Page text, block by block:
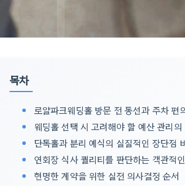
목차
로얄파크웨딩홀 방문 전 동선과 주차 편
웨딩홀 선택 시 고려해야 할 예산 관리의
단독홀과 분리 예식의 실질적인 장단점
연회장 식사 퀄리티를 판단하는 객관적
현명한 계약을 위한 실전 의사결정 순서